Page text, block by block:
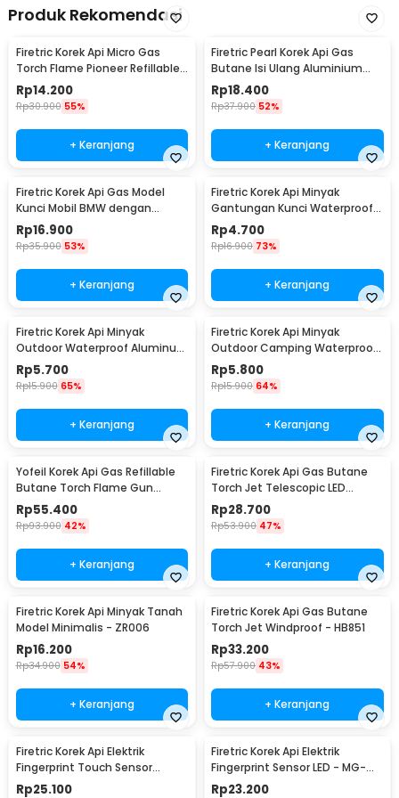
Produk Rekomendasi
Firetric Korek Api Micro Gas
Torch Flame Pioneer Refillable
Windproof - 7MK2AF
Rp14.200
Rp30.900 55%
+ Keranjang
Firetric Pearl Korek Api Gas
Butane Isi Ulang Aluminium
Elegant - DOL077
Rp18.400
Rp37.900 52%
+ Keranjang
Firetric Korek Api Gas Model
Kunci Mobil BMW dengan
Lampu LED Senter
Rp16.900
Rp35.900 53%
+ Keranjang
Firetric Korek Api Minyak
Gantungan Kunci Waterproof
Survival Aluminum - A1243
Rp4.700
Rp16.900 73%
+ Keranjang
Firetric Korek Api Minyak
Outdoor Waterproof Aluminum
Gantungan Kunci - ES002
Rp5.700
Rp15.900 65%
+ Keranjang
Firetric Korek Api Minyak
Outdoor Camping Waterproof
Lighter - 18G
Rp5.800
Rp15.900 64%
+ Keranjang
Yofeil Korek Api Gas Refillable
Butane Torch Flame Gun
Lighter - TX-19
Rp55.400
Rp93.900 42%
+ Keranjang
Firetric Korek Api Gas Butane
Torch Jet Telescopic LED
Lighter - LE196
Rp28.700
Rp53.900 47%
+ Keranjang
Firetric Korek Api Minyak Tanah
Model Minimalis - ZR006
Rp16.200
Rp34.900 54%
+ Keranjang
Firetric Korek Api Gas Butane
Torch Jet Windproof - HB851
Rp33.200
Rp57.900 43%
+ Keranjang
Firetric Korek Api Elektrik
Fingerprint Touch Sensor
Lighter Windproof - JL706
Rp25.100
Firetric Korek Api Elektrik
Fingerprint Sensor LED - MG-
517
Rp23.200